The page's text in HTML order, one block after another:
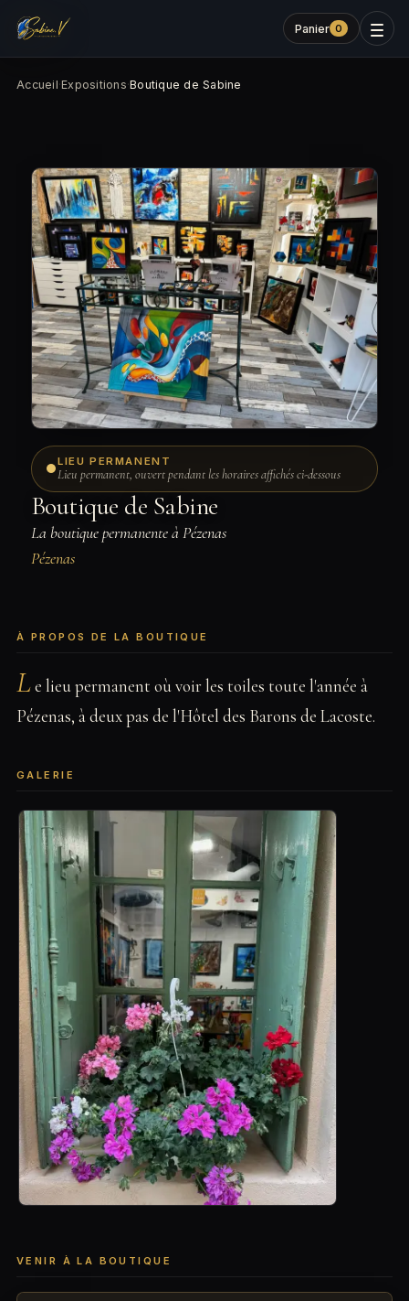
Panier 0
Accueil·Expositions·Boutique de Sabine
LIEU PERMANENT
Lieu permanent, ouvert pendant les horaires affichés ci-dessous
Boutique de Sabine
La boutique permanente à Pézenas
Pézenas
À PROPOS DE LA BOUTIQUE
Le lieu permanent où voir les toiles toute l'année à
Pézenas, à deux pas de l'Hôtel des Barons de Lacoste.
GALERIE
VENIR À LA BOUTIQUE